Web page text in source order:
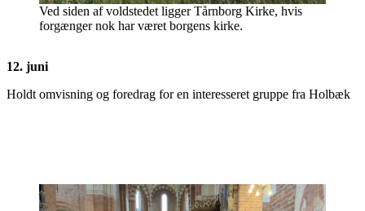
Ved siden af voldstedet ligger Tårnborg Kirke, hvis
forgænger nok har været borgens kirke.
12. juni
Holdt omvisning og foredrag for en interesseret gruppe fra Holbæk